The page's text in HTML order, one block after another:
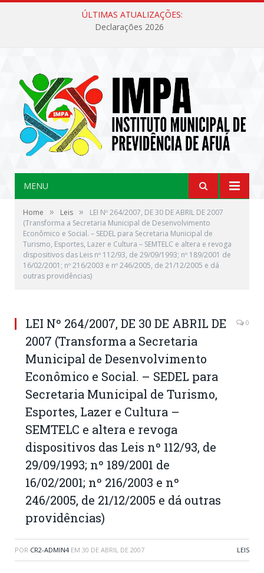
ÚLTIMAS ATUALIZAÇÕES:
Declarações 2026
MENU
Home » Leis »
LEI Nº 264/2007, DE 30 DE ABRIL DE 2007
(Transforma a Secretaria Municipal de Desenvolvimento
Econômico e Social. – SEDEL para Secretaria Municipal de
Turismo, Esportes, Lazer e Cultura – SEMTELC e altera e revoga
dispositivos das Leis nº 112/93, de 29/09/1993; nº 189/2001 de
16/02/2001; nº 216/2003 e nº 246/2005, de 21/12/2005 e dá
outras providências)
LEI Nº 264/2007, DE 30 DE ABRIL DE
2007 (Transforma a Secretaria
Municipal de Desenvolvimento
Econômico e Social. – SEDEL para
Secretaria Municipal de Turismo,
Esportes, Lazer e Cultura –
SEMTELC e altera e revoga
dispositivos das Leis nº 112/93, de
29/09/1993; nº 189/2001 de
16/02/2001; nº 216/2003 e nº
246/2005, de 21/12/2005 e dá outras
providências)
0
POR CR2-ADMIN4 EM 30 DE ABRIL DE 2007 LEIS